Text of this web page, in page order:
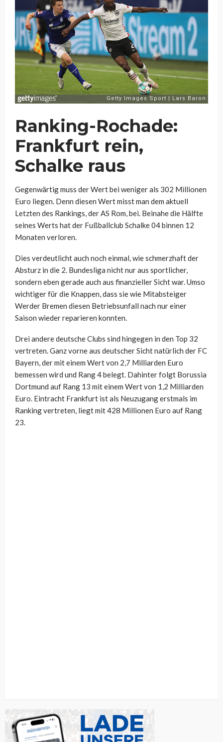
Ranking-Rochade:
Frankfurt rein,
Schalke raus
Gegenwärtig muss der Wert bei weniger als 302 Millionen
Euro liegen. Denn diesen Wert misst man dem aktuell
Letzten des Rankings, der AS Rom, bei. Beinahe die Hälfte
seines Werts hat der Fußballclub Schalke 04 binnen 12
Monaten verloren.
Dies verdeutlicht auch noch einmal, wie schmerzhaft der
Absturz in die 2. Bundesliga nicht nur aus sportlicher,
sondern eben gerade auch aus finanzieller Sicht war. Umso
wichtiger für die Knappen, dass sie wie Mitabsteiger
Werder Bremen diesen Betriebsunfall nach nur einer
Saison wieder reparieren konnten.
Drei andere deutsche Clubs sind hingegen in den Top 32
vertreten. Ganz vorne aus deutscher Sicht natürlich der FC
Bayern, der mit einem Wert von 2,7 Milliarden Euro
bemessen wird und Rang 4 belegt. Dahinter folgt Borussia
Dortmund auf Rang 13 mit einem Wert von 1,2 Milliarden
Euro. Eintracht Frankfurt ist als Neuzugang erstmals im
Ranking vertreten, liegt mit 428 Millionen Euro auf Rang
23.